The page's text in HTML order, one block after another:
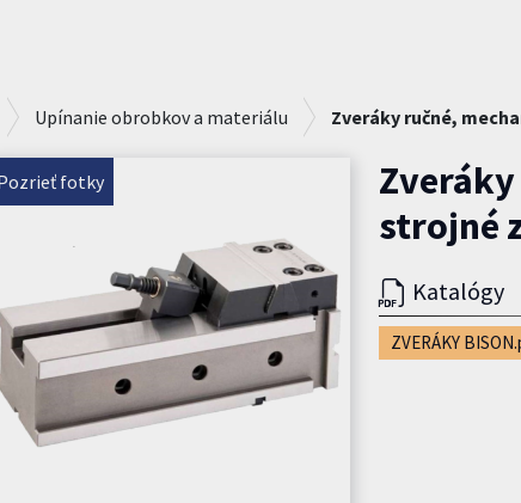
Upínanie obrobkov a materiálu Zveráky ručné,
fotky
strojné
Katalógy
ZVERÁKY